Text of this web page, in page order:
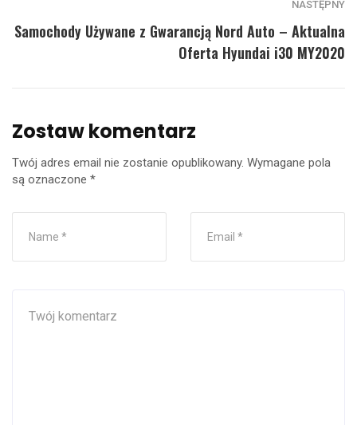
NASTĘPNY
Samochody Używane z Gwarancją Nord Auto – Aktualna
Oferta Hyundai i30 MY2020
Zostaw komentarz
Twój adres email nie zostanie opublikowany. Wymagane pola
są oznaczone *